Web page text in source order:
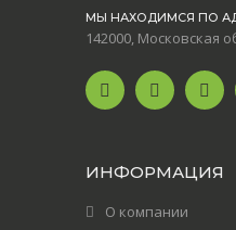
МЫ НАХОДИМСЯ ПО
142000, Московская
ИНФОРМАЦИЯ
О компании